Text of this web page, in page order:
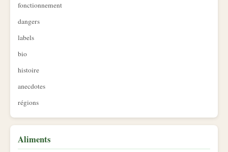
fonctionnement
dangers
labels
bio
histoire
anecdotes
régions
Aliments